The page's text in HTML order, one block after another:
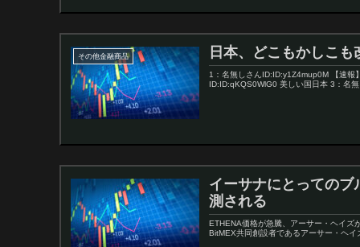
その他金融商品 日本、どこもかしこ
1：名無しさんID:ID:y1Z4mup0M 【速報
ID:ID:qKQS0WlG0 美しい国日本 3：名
イーサナにとっての
測される
ETHENA価格が急騰、アーサー・ヘイズ
BitMEX共同創設者であるアーサー・ヘ